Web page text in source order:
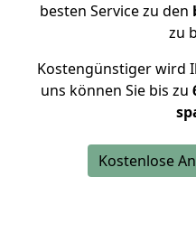
besten Service zu den
zu
Kostengünstiger wird
uns können Sie bis zu
Kostenlose